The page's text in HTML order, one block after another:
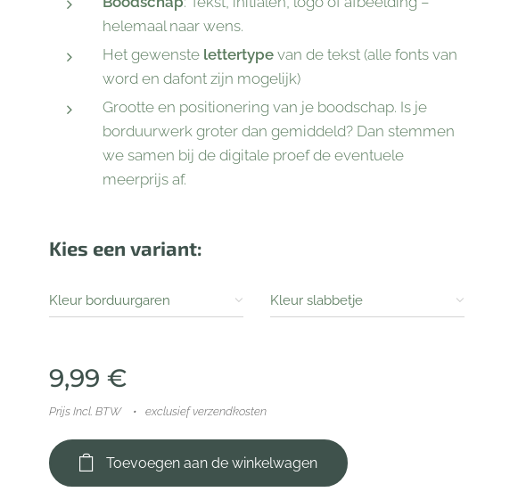
helemaal naar wens.
Het gewenste lettertypevan de tekst (alle fonts van
word en dafont zijn mogelijk)
Grootte en positionering van je boodschap. Is je
borduurwerk groter dan gemiddeld? Dan stemmen
we samen bij de digitale proef de eventuele
meerprijs af.
Kies een variant:
Kleur borduurgaren Kleur slabbetje
9,99 €
Prijs Incl. BTW exclusief verzendkosten
Toevoegen aan de winkelwagen